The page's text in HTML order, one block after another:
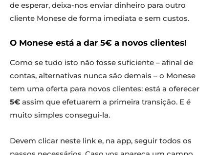
de esperar, deixa-nos enviar dinheiro para outro
cliente Monese de forma imediata e sem custos.
O Monese está a dar 5€ a novos clientes!
Como se tudo isto não fosse suficiente – afinal de
contas, alternativas nunca são demais – o Monese
tem uma oferta para novos clientes: está a oferecer
5€ assim que efetuarem a primeira transição. E é
muito simples consegui-la.
Devem clicar neste link e, na app, seguir todos os